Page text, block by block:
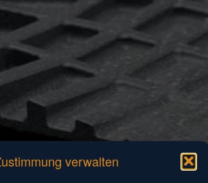
verwalten